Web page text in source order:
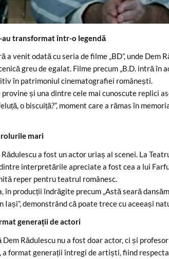
au transformat într-o legendă
a venit odată cu seria de filme „BD”, unde Dem
greu de egalat. Filme precum „B.D. intră în
în patrimoniul cinematografiei românești.
provine și una dintre cele mai cunoscute replici
o biscuiță?”, moment care a rămas în
mari
Rădulescu a fost un actor uriaș al scenei. La
interpretările apreciate a fost cea a lui
reper pentru teatrul românesc.
în producții îndrăgite precum „Astă seară
Iași”, demonstrând că poate trece cu aceeași
generații de actori
Dem Rădulescu nu a fost doar actor, ci și
format generații întregi de artiști, fiind